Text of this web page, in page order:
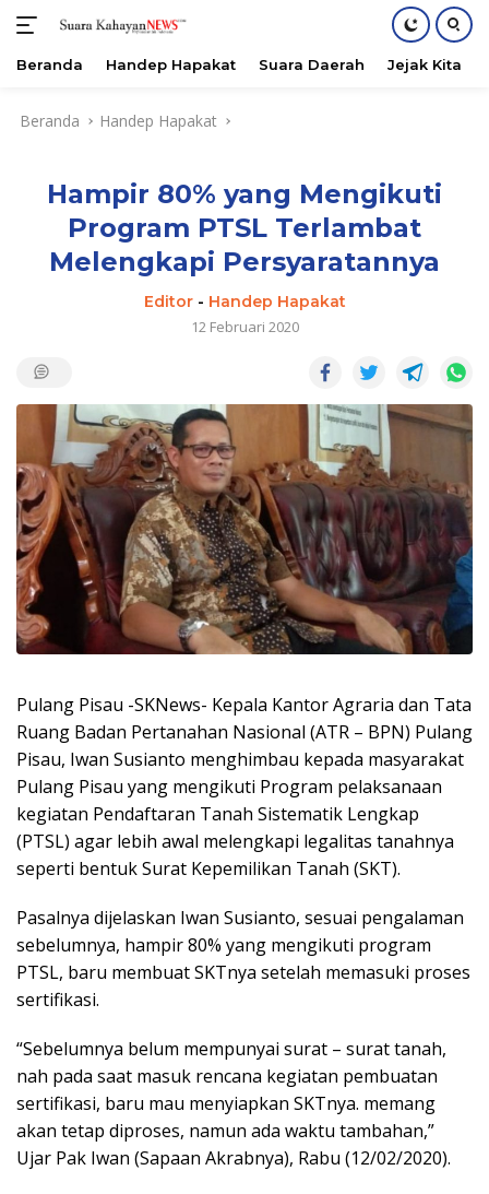
Beranda Handep Hapakat Suara Daerah Jejak Kita
Beranda Handep Hapakat
Hampir 80% yang Mengikuti
Program PTSL Terlambat
Melengkapi Persyaratannya
Editor- Handep Hapakat
12 Februari 2020
Pulang Pisau -SKNews- Kepala Kantor Agraria dan Tata
Ruang Badan Pertanahan Nasional (ATR – BPN) Pulang
Pisau, Iwan Susianto menghimbau kepada masyarakat
Pulang Pisau yang mengikuti Program pelaksanaan
kegiatan Pendaftaran Tanah Sistematik Lengkap
(PTSL) agar lebih awal melengkapi legalitas tanahnya
seperti bentuk Surat Kepemilikan Tanah (SKT).
Pasalnya dijelaskan Iwan Susianto, sesuai pengalaman
sebelumnya, hampir 80% yang mengikuti program
PTSL, baru membuat SKTnya setelah memasuki proses
sertifikasi.
“Sebelumnya belum mempunyai surat – surat tanah,
nah pada saat masuk rencana kegiatan pembuatan
sertifikasi, baru mau menyiapkan SKTnya. memang
akan tetap diproses, namun ada waktu tambahan,”
Ujar Pak Iwan (Sapaan Akrabnya), Rabu (12/02/2020).